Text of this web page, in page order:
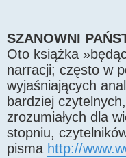
SZANOWNI
Oto książka
narracji; często w
wyjaśniających
bardziej
zrozumiałych dla
stopniu,
pisma http://